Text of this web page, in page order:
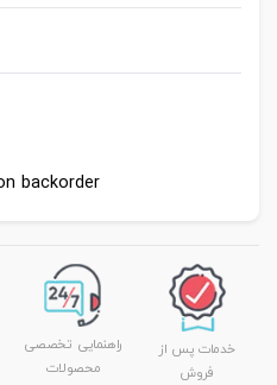
backorder
خدمات پس از
فروش
راهنمایی تخصصی
محصولات